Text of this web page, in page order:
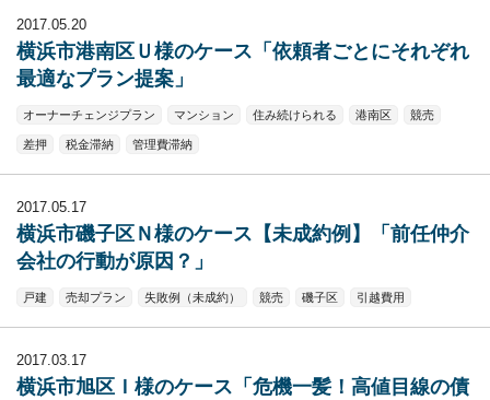
2017.05.20
横浜市港南区Ｕ様のケース「依頼者ごとにそれぞれ
最適なプラン提案」
オーナーチェンジプラン マンション 住み続けられる 港南区 競売
差押 税金滞納 管理費滞納
2017.05.17
横浜市磯子区Ｎ様のケース【未成約例】「前任仲介
会社の行動が原因？」
戸建 売却プラン 失敗例（未成約） 競売 磯子区 引越費用
2017.03.17
横浜市旭区Ｉ様のケース「危機一髪！高値目線の債